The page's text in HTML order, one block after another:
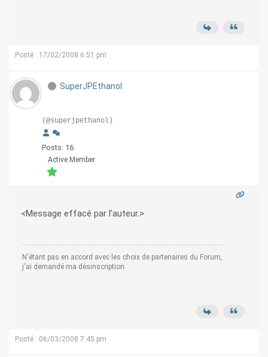
Posté : 17/02/2008 6:51 pm
SuperJPEthanol
(@superjpethanol)
Posts: 16
Active Member
<Message effacé par l'auteur.>
N'étant pas en accord avec les choix de partenaires du Forum,
j'ai demandé ma désinscription.
Posté : 06/03/2008 7:45 pm